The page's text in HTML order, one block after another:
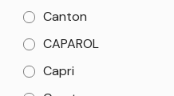
Canton
CAPAROL
Capri